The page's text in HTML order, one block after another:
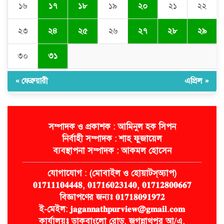
১৬ ১৭ ১৮ ১৯ ২০ ২১ ২২
২৩ ২৪ ২৫ ২৬ ২৭ ২৮ ২৯
৩০ ৩১
« ফেব্রুয়ারী এপ্রিল »
সম্পাদক ও প্রকাশক : আমিনুল হক সিপন
নির্বাহী সম্পাদক : শাহ ফুজায়েল
ব্যবস্থাপনা সম্পাদক : আকমল হোসেন
যোগাযোগ : (মোবাইল ও হোয়াটস্অ্যাপ)
𝟎𝟏𝟕𝟏𝟏𝟏𝟎𝟒𝟒𝟒𝟖, 𝟎𝟏𝟕𝟏𝟔𝟎𝟐𝟑𝟏𝟒𝟎, 𝟎𝟏𝟕𝟏𝟐𝟖𝟎𝟎𝟔𝟔𝟕
বিজ্ঞাপণের জন্যঃ 𝟎𝟏𝟕𝟏𝟖𝟎𝟗𝟏𝟗𝟕𝟐
ই-মেইল: 𝐣𝐚𝐠𝐚𝐧𝐧𝐚𝐭𝐡𝐩𝐮𝐫𝐯𝐢𝐞𝐰@𝐠𝐦𝐚𝐢𝐥.𝐜𝐨𝐦
কার্যালয়ঃ ডাকবাংলো রোড, জগন্নাথপুর আ/এ,